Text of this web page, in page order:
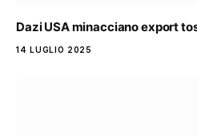
Dazi USA minacciano export
14 LUGLIO 2025